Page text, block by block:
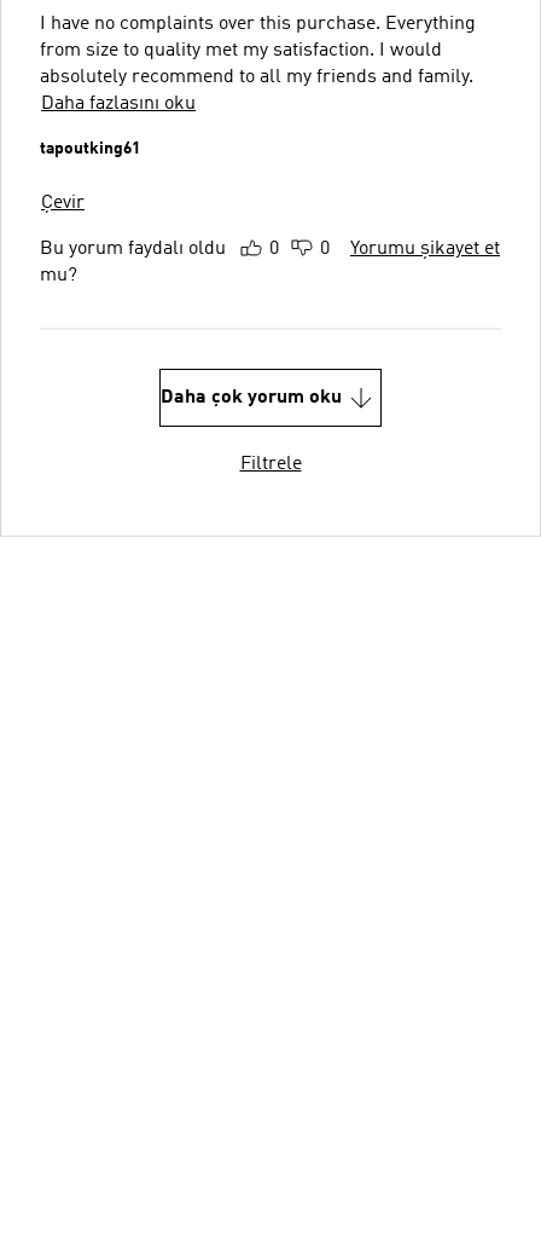
I have no complaints over this purchase. Everything
from size to quality met my satisfaction. I would
absolutely recommend to all my friends and family.
Daha fazlasını oku
tapoutking61
Çevir
Bu yorum faydalı oldu
mu?
0 0 Yorumu şikayet et
Daha çok yorum oku
Filtrele